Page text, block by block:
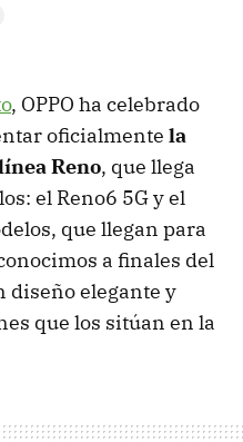
, OPPO ha celebrado
oficialmente la
Reno, que llega
el Reno6 5G y el
que llegan para
a finales del
diseño elegante y
que los sitúan en la